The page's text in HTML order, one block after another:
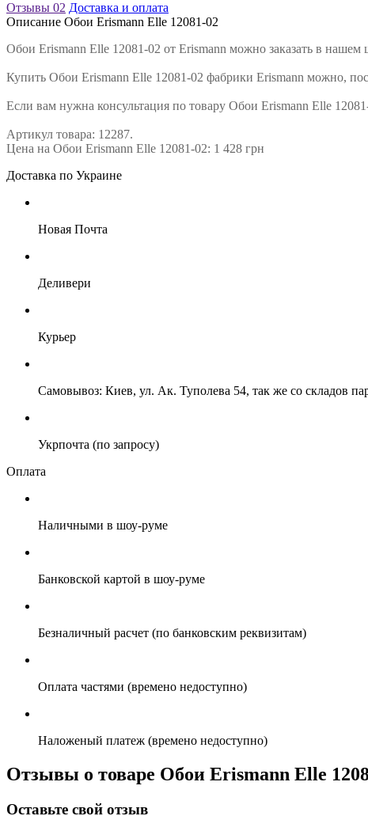
Отзывы 02 Доставка и оплата
Описание Обои Erismann Elle 12081-02
Обои Erismann Elle 12081-02 от Erismann можно заказать в
Купить Обои Erismann Elle 12081-02 фабрики Erismann можно,
Если вам нужна консультация по товару Обои Erismann Elle
Артикул товара: 12287.
Цена на Обои Erismann Elle 12081-02: 1 428 грн
Доставка по Украине
Новая Почта
Деливери
Курьер
Самовывоз: Киев, ул. Ак. Туполева 54, так же со складов
Укрпочта (по запросу)
Оплата
Наличными в шоу-руме
Банковской картой в шоу-руме
Безналичный расчет (по банковским реквизитам)
Оплата частями (времено недоступно)
Наложеный платеж (времено недоступно)
Отзывы о товаре Обои Erismann Elle
Оставьте свой отзыв